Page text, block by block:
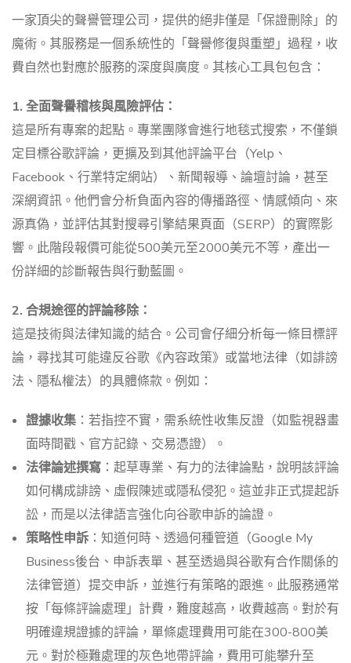
一家頂尖的聲譽管理公司，提供的絕非僅是「保證刪除」的
魔術。其服務是一個系統性的「聲譽修復與重塑」過程，收
費自然也對應於服務的深度與廣度。其核心工具包包含：
1. 全面聲譽稽核與風險評估：
這是所有專案的起點。專業團隊會進行地毯式搜索，不僅鎖
定目標谷歌評論，更擴及到其他評論平台（Yelp、
Facebook、行業特定網站）、新聞報導、論壇討論，甚至
深網資訊。他們會分析負面內容的傳播路徑、情感傾向、來
源真偽，並評估其對搜尋引擎結果頁面（SERP）的實際影
響。此階段報價可能從500美元至2000美元不等，產出一
份詳細的診斷報告與行動藍圖。
2. 合規途徑的評論移除：
這是技術與法律知識的結合。公司會仔細分析每一條目標評
論，尋找其可能違反谷歌《內容政策》或當地法律（如誹謗
法、隱私權法）的具體條款。例如：
證據收集 ：若指控不實，需系統性收集反證（如監視器畫
面時間戳、官方記錄、交易憑證）。
法律論述撰寫 ：起草專業、有力的法律論點，說明該評論
如何構成誹謗、虛假陳述或隱私侵犯。這並非正式提起訴
訟，而是以法律語言強化向谷歌申訴的論證。
策略性申訴 ：知道何時、透過何種管道（Google My
Business後台、申訴表單、甚至透過與谷歌有合作關係的
法律管道）提交申訴，並進行有策略的跟進。此服務通常
按「每條評論處理」計費，難度越高，收費越高。對於有
明確違規證據的評論，單條處理費用可能在300-800美
元。對於極難處理的灰色地帶評論，費用可能攀升至